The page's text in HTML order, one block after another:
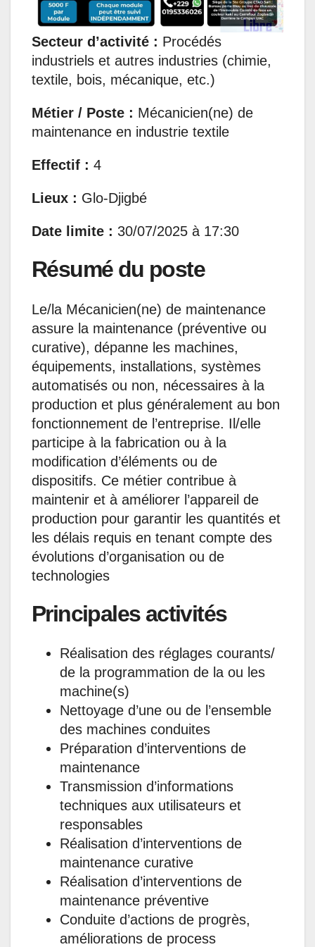
Secteur d’activité : Procédés
industriels et autres industries (chimie,
textile, bois, mécanique, etc.)
Métier / Poste : Mécanicien(ne) de
maintenance en industrie textile
Effectif : 4
Lieux : Glo-Djigbé
Date limite : 30/07/2025 à 17:30
Résumé du poste
Le/la Mécanicien(ne) de maintenance
assure la maintenance (préventive ou
curative), dépanne les machines,
équipements, installations, systèmes
automatisés ou non, nécessaires à la
production et plus généralement au bon
fonctionnement de l’entreprise. Il/elle
participe à la fabrication ou à la
modification d’éléments ou de
dispositifs. Ce métier contribue à
maintenir et à améliorer l’appareil de
production pour garantir les quantités et
les délais requis en tenant compte des
évolutions d’organisation ou de
technologies
Principales activités
Réalisation des réglages courants/
de la programmation de la ou les
machine(s)
Nettoyage d’une ou de l’ensemble
des machines conduites
Préparation d’interventions de
maintenance
Transmission d’informations
techniques aux utilisateurs et
responsables
Réalisation d’interventions de
maintenance curative
Réalisation d’interventions de
maintenance préventive
Conduite d’actions de progrès,
améliorations de process